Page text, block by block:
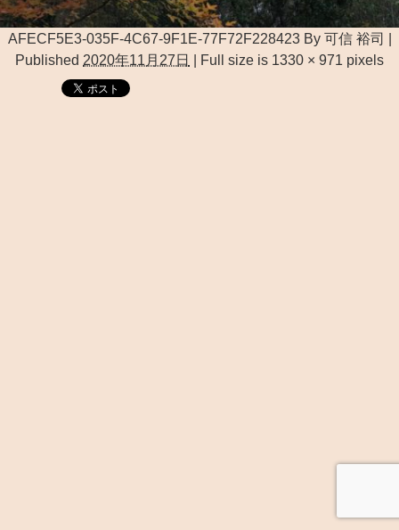
AFECF5E3-035F-4C67-9F1E-77F72F228423 By 可信 裕司
Published 2020年11月27日 Full size is 1330 × 971 pixels